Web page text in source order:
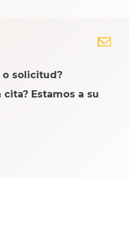
o solicitud?
Estamos a su